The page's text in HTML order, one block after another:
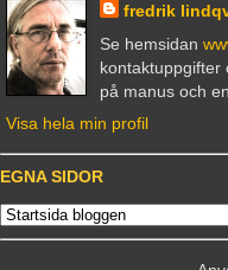
fredrik
Se hemsidan
kontaktuppgifter
på manus och
Visa hela min profil
EGNA SIDOR